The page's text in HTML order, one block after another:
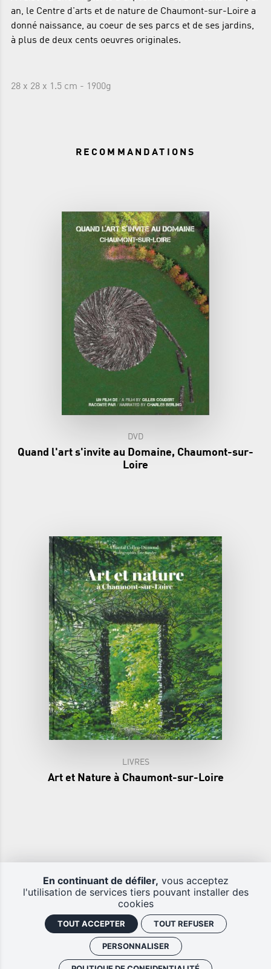
an, le Centre d'arts et de nature de Chaumont-sur-Loire a
donné naissance, au coeur de ses parcs et de ses jardins,
à plus de deux cents oeuvres originales.
28 x 28 x 1.5 cm - 1900g
RECOMMANDATIONS
DVD
Quand l'art s'invite au Domaine, Chaumont-sur-
Loire
LIVRES
Art et Nature à Chaumont-sur-Loire
DOMAINE RÉGIONAL DE
CHAUMONT-SUR-LOIRE
41150 CHAUMONT-SUR-LOIRE
TÉL : 02 54 20 99 22 FAX : 02 54 20 99 24
En continuant de défiler, vous acceptez
l'utilisation de services tiers pouvant installer des
cookies
TOUT ACCEPTER TOUT REFUSER
PERSONNALISER